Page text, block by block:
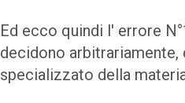
Ed ecco quindi l' errore
decidono
specializzato della